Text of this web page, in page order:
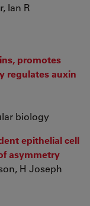
Ian R
promotes
regulates auxin
biology
epithelial cell
asymmetry
H Joseph